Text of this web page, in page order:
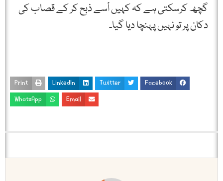
گچھ کرسکتی ہے کہ کہیں اْسے ذبح کر کے قصاب کی
دکان پر تو نہیں پہنچا دیا گیا۔
Facebook
Twitter
LinkedIn
Print
Email
WhatsApp